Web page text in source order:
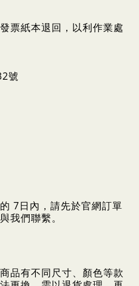
票紙本退回，以利作業處
號
7日內，請先於官網訂單
我們聯繫。
品有不同尺寸、顏色等款